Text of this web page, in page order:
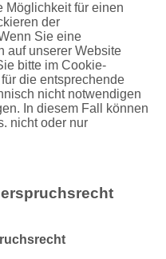
Möglichkeit für einen
der
Sie eine
auf unserer Website
bitte im Cookie-
die entsprechende
nicht notwendigen
In diesem Fall können
nicht oder nur